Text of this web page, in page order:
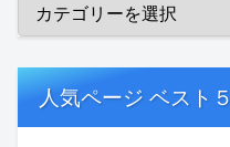
人気ページ ベスト５